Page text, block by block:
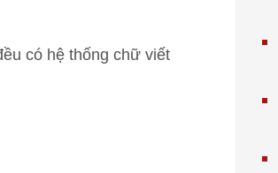
có hệ thống chữ viết